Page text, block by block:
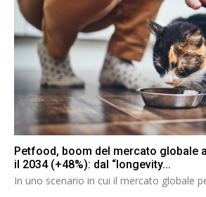
Petfood, boom del mercato globale
il 2034 (+48%): dal “longevity...
In uno scenario in cui il mercato globale